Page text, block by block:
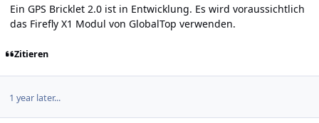
Ein GPS Bricklet 2.0 ist in Entwicklung. Es wird voraussichtlich
das Firefly X1 Modul von GlobalTop verwenden.
Zitieren
1 year later...